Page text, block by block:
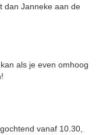
dan Janneke aan de
als je even omhoog
vanaf 10.30,